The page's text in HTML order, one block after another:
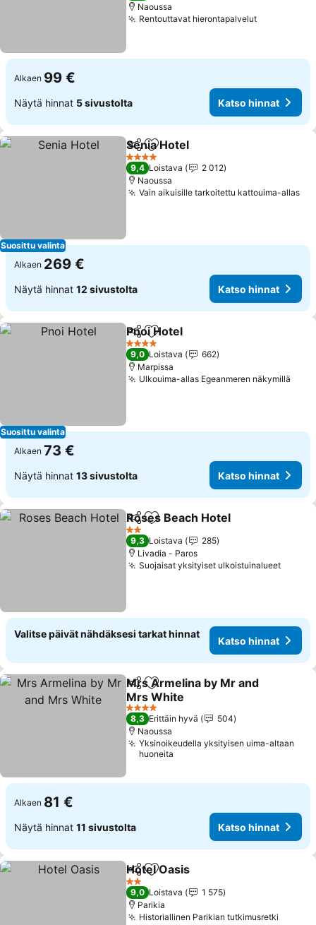
Naoussa
Rentouttavat hierontapalvelut
Alkaen 99 €
Näytä hinnat 5 sivustolta Katso hinnat
Suosittu valinta
Jaa Lisää suosikkeihin
Senia Hotel
4 Tähtiluokitus
9,4 Loistava
2 012
Naoussa
Vain aikuisille tarkoitettu kattouima-allas
Alkaen 269 €
Näytä hinnat 12 sivustolta Katso hinnat
Suosittu valinta
Jaa Lisää suosikkeihin
Pnoi Hotel
4 Tähtiluokitus
9,0 Loistava
662
Marpissa
Ulkouima-allas Egeanmeren näkymillä
Alkaen 73 €
Näytä hinnat 13 sivustolta Katso hinnat
Jaa Lisää suosikkeihin
Roses Beach Hotel
2 Tähtiluokitus
9,3 Loistava
285
Livadia - Paros
Suojaisat yksityiset ulkoistuinalueet
Valitse päivät nähdäksesi tarkat hinnat
Katso hinnat
Jaa Lisää suosikkeihin
Mrs Armelina by Mr and
Mrs White
4 Tähtiluokitus
8,3 Erittäin hyvä
504
Naoussa
Yksinoikeudella yksityisen uima-altaan
huoneita
Alkaen 81 €
Näytä hinnat 11 sivustolta Katso hinnat
Jaa Lisää suosikkeihin
Hotel Oasis
2 Tähtiluokitus
9,0 Loistava
1 575
Parikia
Historiallinen Parikian tutkimusretki